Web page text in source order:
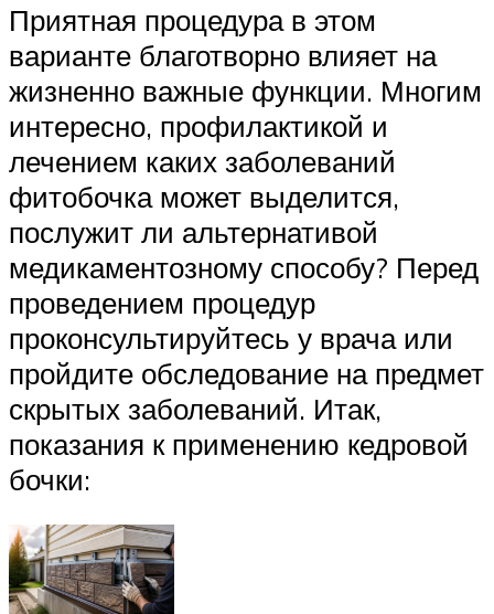
Приятная процедура в этом
варианте благотворно влияет на
жизненно важные функции. Многим
интересно, профилактикой и
лечением каких заболеваний
фитобочка может выделится,
послужит ли альтернативой
медикаментозному способу? Перед
проведением процедур
проконсультируйтесь у врача или
пройдите обследование на предмет
скрытых заболеваний. Итак,
показания к применению кедровой
бочки: